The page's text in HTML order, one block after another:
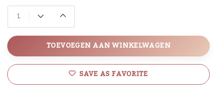
TOEVOEGEN AAN WINKELWAGEN
SAVE AS FAVORITE